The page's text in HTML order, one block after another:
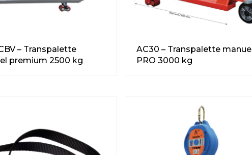
– Transpalette
premium 2500 kg
AC30 – Transpalette manuel
PRO 3000 kg